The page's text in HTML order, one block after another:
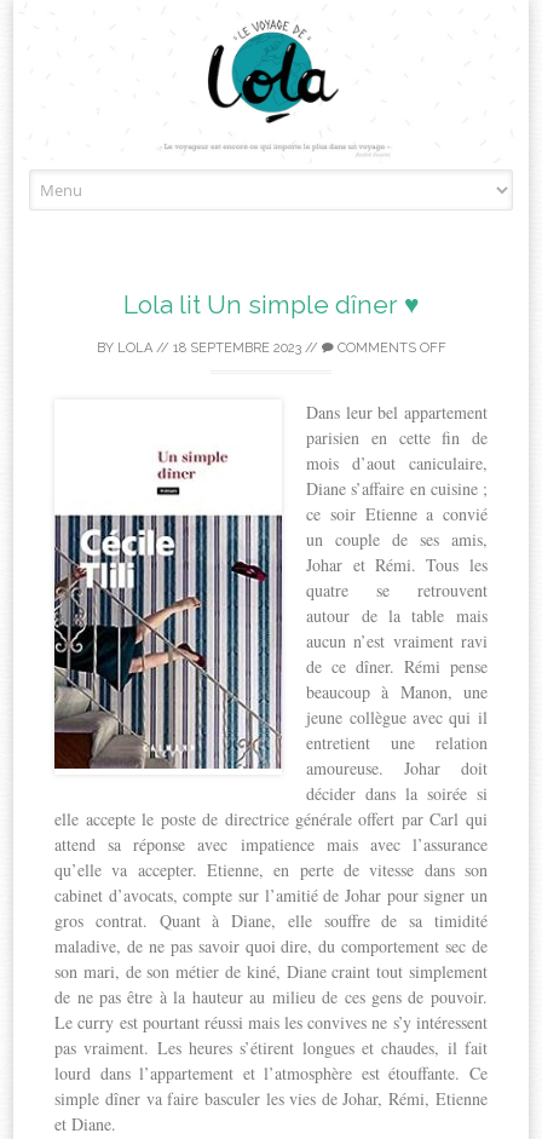
to
Lola lit Un simple dîner ♥
BY LOLA// 18 SEPTEMBRE 2023// COMMENTS OFF
Dans leur bel appartement
parisien en cette fin de
mois d’aout caniculaire,
Diane s’affaire en cuisine ;
ce soir Etienne a convié
un couple de ses amis,
Johar et Rémi. Tous les
quatre se retrouvent
autour de la table mais
aucun n’est vraiment ravi
de ce dîner. Rémi pense
beaucoup à Manon, une
jeune collègue avec qui il
entretient une relation
amoureuse. Johar doit
décider dans la soirée si
elle accepte le poste de directrice générale offert par Carl qui
attend sa réponse avec impatience mais avec l’assurance
qu’elle va accepter. Etienne, en perte de vitesse dans son
cabinet d’avocats, compte sur l’amitié de Johar pour signer un
gros contrat. Quant à Diane, elle souffre de sa timidité
maladive, de ne pas savoir quoi dire, du comportement sec de
son mari, de son métier de kiné, Diane craint tout simplement
de ne pas être à la hauteur au milieu de ces gens de pouvoir.
Le curry est pourtant réussi mais les convives ne s’y intéressent
pas vraiment. Les heures s’étirent longues et chaudes, il fait
lourd dans l’appartement et l’atmosphère est étouffante. Ce
simple dîner va faire basculer les vies de Johar, Rémi, Etienne
et Diane.